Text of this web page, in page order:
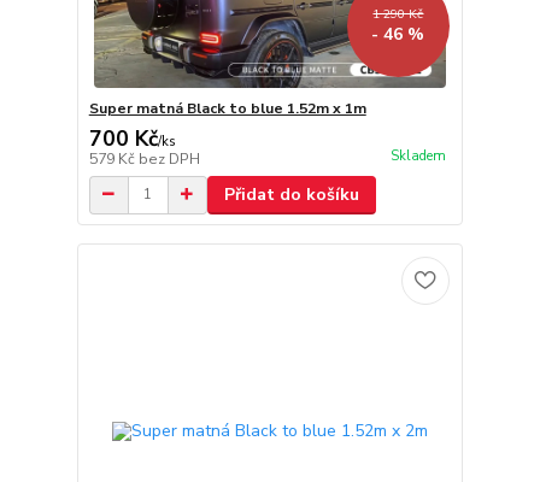
1 290 Kč
- 46 %
Super matná Black to blue 1.52m x 1m
700 Kč/ks
579 Kč bez DPH Skladem
Přidat do košíku